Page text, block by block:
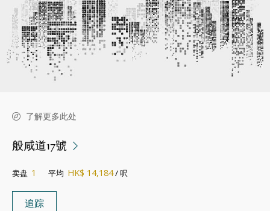
了解更多此处
般咸道17號
卖盘 1 平均 HK$ 14,184/ 呎
追踪